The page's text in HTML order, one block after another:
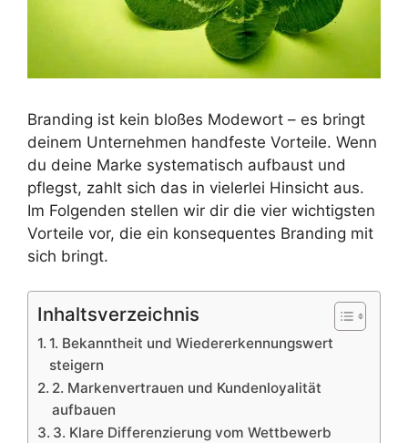
Branding ist kein bloßes Modewort – es bringt
deinem Unternehmen handfeste Vorteile. Wenn
du deine Marke systematisch aufbaust und
pflegst, zahlt sich das in vielerlei Hinsicht aus.
Im Folgenden stellen wir dir die vier wichtigsten
Vorteile vor, die ein konsequentes Branding mit
sich bringt.
Inhaltsverzeichnis
1. Bekanntheit und Wiedererkennungswert
steigern
2. Markenvertrauen und Kundenloyalität
aufbauen
3. Klare Differenzierung vom Wettbewerb